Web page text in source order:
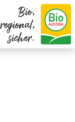
Bio,
regional,
sicher.